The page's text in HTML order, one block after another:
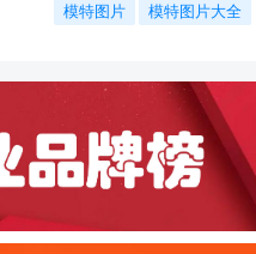
模特图片
模特图片大全